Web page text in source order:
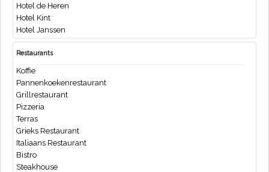
Hotel de Heren
Hotel Kint
Hotel Janssen
Restaurants
Koffie
Pannenkoekenrestaurant
Grillrestaurant
Pizzeria
Terras
Grieks Restaurant
Italiaans Restaurant
Bistro
Steakhouse